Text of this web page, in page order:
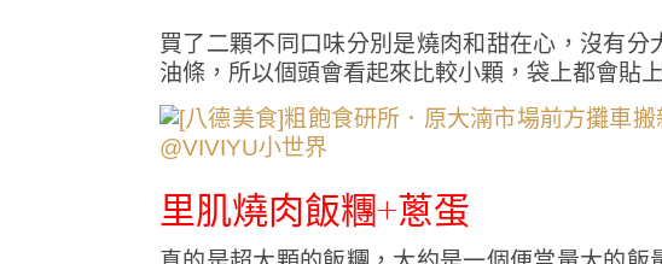
買了二顆不同口味分別是燒肉和甜在心，沒有
油條，所以個頭會看起來比較小顆，袋上都會貼
里肌燒肉飯糰+蔥蛋